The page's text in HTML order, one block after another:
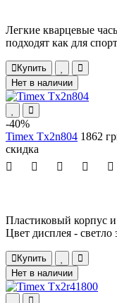
Легкие кварцевые
подходят как для
Купить
Нет в наличии
-40%
Timex Tx2n804 1862
скидка
Пластиковый корпус
Цвет дисплея -
Купить
Нет в наличии